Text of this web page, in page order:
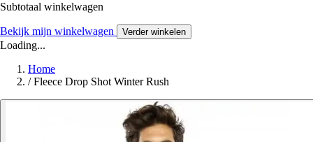
Subtotaal winkelwagen
Bekijk mijn winkelwagen Verder winkelen
Loading...
Home
/ Fleece Drop Shot Winter Rush